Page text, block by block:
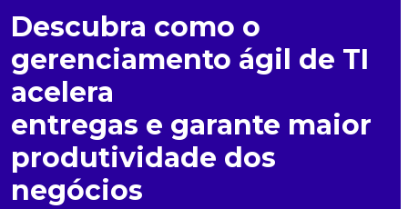
Descubra como o
gerenciamento ágil de TI
acelera
entregas e garante maior
produtividade dos
negócios